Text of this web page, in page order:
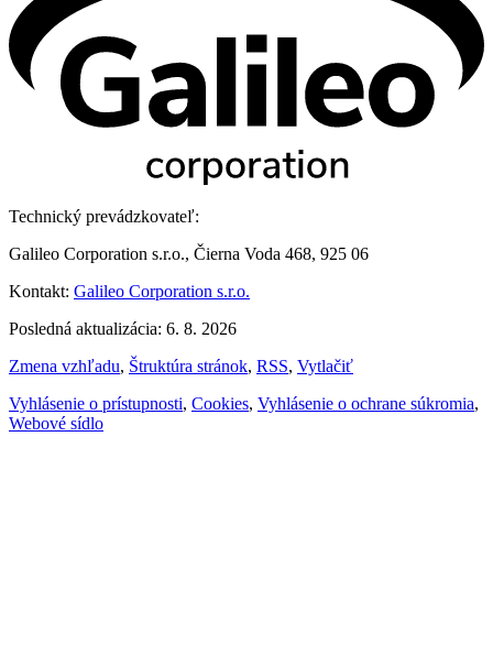
Technický prevádzkovateľ:
Galileo Corporation s.r.o., Čierna Voda 468, 925 06
Kontakt: Galileo Corporation s.r.o.
Posledná aktualizácia: 6. 8. 2026
Zmena vzhľadu, Štruktúra stránok, RSS, Vytlačiť
Vyhlásenie o prístupnosti, Cookies, Vyhlásenie o ochrane súkromia,
Webové sídlo